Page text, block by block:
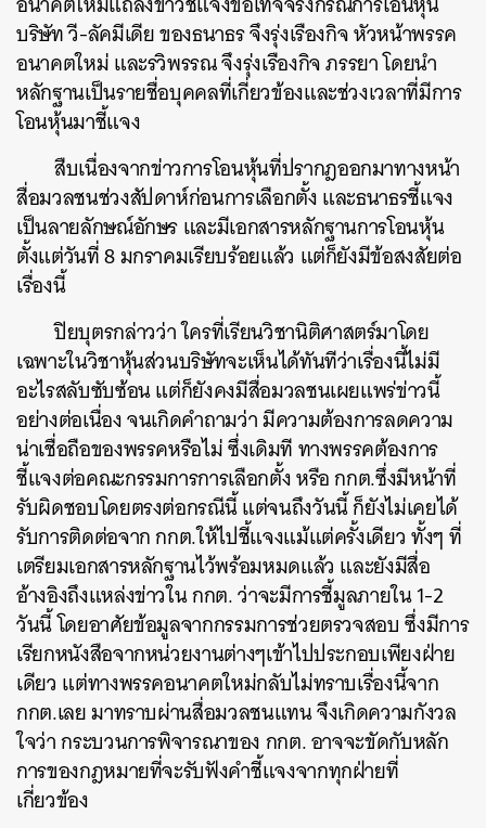
บริษัท วี-ลัคมีเดีย ของธนาธร จึงรุ่งเรืองกิจ หัวหน้าพรรค
อนาคตใหม่ และรวิพรรณ จึงรุ่งเรืองกิจ ภรรยา โดยนำ
หลักฐานเป็นรายชื่อบุคคลที่เกี่ยวข้องและช่วงเวลาที่มีการ
โอนหุ้นมาชี้แจง
สืบเนื่องจากข่าวการโอนหุ้นที่ปรากฎออกมาทางหน้า
สื่อมวลชนช่วงสัปดาห์ก่อนการเลือกตั้ง และธนาธรชี้แจง
เป็นลายลักษณ์อักษร และมีเอกสารหลักฐานการโอนหุ้น
ตั้งแต่วันที่ 8 มกราคมเรียบร้อยแล้ว แต่ก็ยังมีข้อสงสัยต่อ
เรื่องนี้
ปิยบุตรกล่าวว่า ใครที่เรียนวิชานิติศาสตร์มาโดย
เฉพาะในวิชาหุ้นส่วนบริษัทจะเห็นได้ทันทีว่าเรื่องนี้ไม่มี
อะไรสลับซับซ้อน แต่ก็ยังคงมีสื่อมวลชนเผยแพร่ข่าวนี้
อย่างต่อเนื่อง จนเกิดคำถามว่า มีความต้องการลดความ
น่าเชื่อถือของพรรคหรือไม่ ซึ่งเดิมที ทางพรรคต้องการ
ชี้แจงต่อคณะกรรมการการเลือกตั้ง หรือ กกต.ซึ่งมีหน้าที่
รับผิดชอบโดยตรงต่อกรณีนี้ แต่จนถึงวันนี้ ก็ยังไม่เคยได้
รับการติดต่อจาก กกต.ให้ไปชี้แจงแม้แต่ครั้งเดียว ทั้งๆ ที่
เตรียมเอกสารหลักฐานไว้พร้อมหมดแล้ว และยังมีสื่อ
อ้างอิงถึงแหล่งข่าวใน กกต. ว่าจะมีการชี้มูลภายใน 1-2
วันนี้ โดยอาศัยข้อมูลจากกรรมการช่วยตรวจสอบ ซึ่งมีการ
เรียกหนังสือจากหน่วยงานต่างๆเข้าไปประกอบเพียงฝ่าย
เดียว แต่ทางพรรคอนาคตใหม่กลับไม่ทราบเรื่องนี้จาก
กกต.เลย มาทราบผ่านสื่อมวลชนแทน จึงเกิดความกังวล
ใจว่า กระบวนการพิจารณาของ กกต. อาจจะขัดกับหลัก
การของกฎหมายที่จะรับฟังคำชี้แจงจากทุกฝ่ายที่
เกี่ยวข้อง